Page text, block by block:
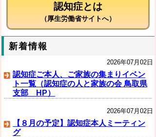
認知症とは
（厚生労働省サイトへ）
新着情報
2026年07月02日
認知症ご本人、ご家族の集まりイベン
ト一覧（認知症の人と家族の会 鳥取県
支部 HP）
2026年07月02日
【８月の予定】認知症本人ミーティン
グ